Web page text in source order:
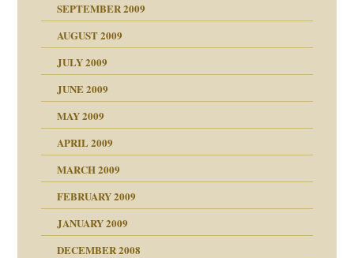
SEPTEMBER 2009
AUGUST 2009
JULY 2009
JUNE 2009
MAY 2009
APRIL 2009
MARCH 2009
FEBRUARY 2009
JANUARY 2009
DECEMBER 2008